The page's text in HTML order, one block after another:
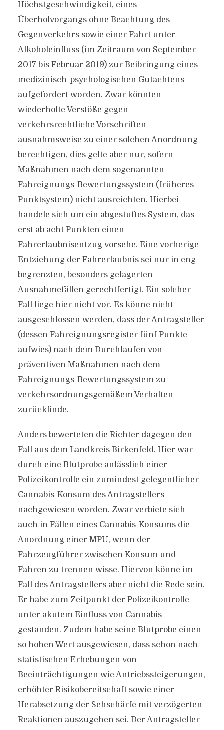
Höchstgeschwindigkeit, eines
Überholvorgangs ohne Beachtung des
Gegenverkehrs sowie einer Fahrt unter
Alkoholeinfluss (im Zeitraum von September
2017 bis Februar 2019) zur Beibringung eines
medizinisch-psychologischen Gutachtens
aufgefordert worden. Zwar könnten
wiederholte Verstöße gegen
verkehrsrechtliche Vorschriften
ausnahmsweise zu einer solchen Anordnung
berechtigen, dies gelte aber nur, sofern
Maßnahmen nach dem sogenannten
Fahreignungs-Bewertungssystem (früheres
Punktsystem) nicht ausreichten. Hierbei
handele sich um ein abgestuftes System, das
erst ab acht Punkten einen
Fahrerlaubnisentzug vorsehe. Eine vorherige
Entziehung der Fahrerlaubnis sei nur in eng
begrenzten, besonders gelagerten
Ausnahmefällen gerechtfertigt. Ein solcher
Fall liege hier nicht vor. Es könne nicht
ausgeschlossen werden, dass der Antragsteller
(dessen Fahreignungsregister fünf Punkte
aufwies) nach dem Durchlaufen von
präventiven Maßnahmen nach dem
Fahreignungs-Bewertungssystem zu
verkehrsordnungsgemäßem Verhalten
zurückfinde.
Anders bewerteten die Richter dagegen den
Fall aus dem Landkreis Birkenfeld. Hier war
durch eine Blutprobe anlässlich einer
Polizeikontrolle ein zumindest gelegentlicher
Cannabis-Konsum des Antragstellers
nachgewiesen worden. Zwar verbiete sich
auch in Fällen eines Cannabis-Konsums die
Anordnung einer MPU, wenn der
Fahrzeugführer zwischen Konsum und
Fahren zu trennen wisse. Hiervon könne im
Fall des Antragstellers aber nicht die Rede sein.
Er habe zum Zeitpunkt der Polizeikontrolle
unter akutem Einfluss von Cannabis
gestanden. Zudem habe seine Blutprobe einen
so hohen Wert ausgewiesen, dass schon nach
statistischen Erhebungen von
Beeinträchtigungen wie Antriebssteigerungen,
erhöhter Risikobereitschaft sowie einer
Herabsetzung der Sehschärfe mit verzögerten
Reaktionen auszugehen sei. Der Antragsteller